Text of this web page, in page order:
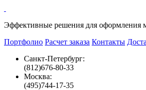
Эффективные решения для оформления
Портфолио Расчет заказа Контакты
Санкт-Петербург:
(812)676-80-33
Москва:
(495)744-17-35